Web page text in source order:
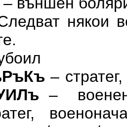
някои
–
–